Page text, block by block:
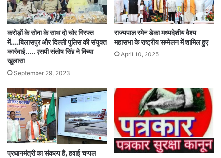
करोड़ों के सोना के साथ दो चोर गिरफ्त
में….बिलासपुर और दिल्ली पुलिस की संयुक्त
कार्रवाई….. एसपी संतोष सिंह ने किया
खुलासा
September 29, 2023
राज्यपाल रमेन डेका मध्यदेशीय वैश्य
महासभा के राष्ट्रीय सम्मेलन में शामिल हुए
April 10, 2025
प्रधानमंत्री का संकल्प है, हवाई चप्पल